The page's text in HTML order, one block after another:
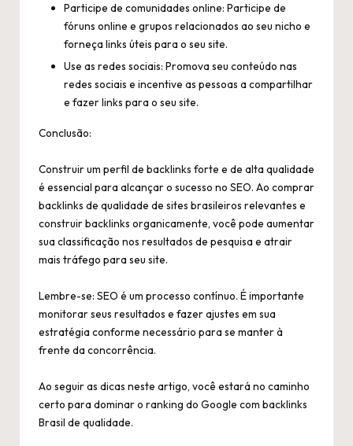
Participe de comunidades online: Participe de
fóruns online e grupos relacionados ao seu nicho e
forneça links úteis para o seu site.
Use as redes sociais: Promova seu conteúdo nas
redes sociais e incentive as pessoas a compartilhar
e fazer links para o seu site.
Conclusão:
Construir um perfil de backlinks forte e de alta qualidade
é essencial para alcançar o sucesso no SEO. Ao comprar
backlinks de qualidade de sites brasileiros relevantes e
construir backlinks organicamente, você pode aumentar
sua classificação nos resultados de pesquisa e atrair
mais tráfego para seu site.
Lembre-se: SEO é um processo contínuo. É importante
monitorar seus resultados e fazer ajustes em sua
estratégia conforme necessário para se manter à
frente da concorrência.
Ao seguir as dicas neste artigo, você estará no caminho
certo para dominar o ranking do Google com backlinks
Brasil de qualidade.